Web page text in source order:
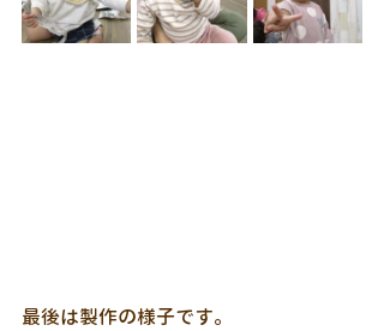
最後は製作の様子です。